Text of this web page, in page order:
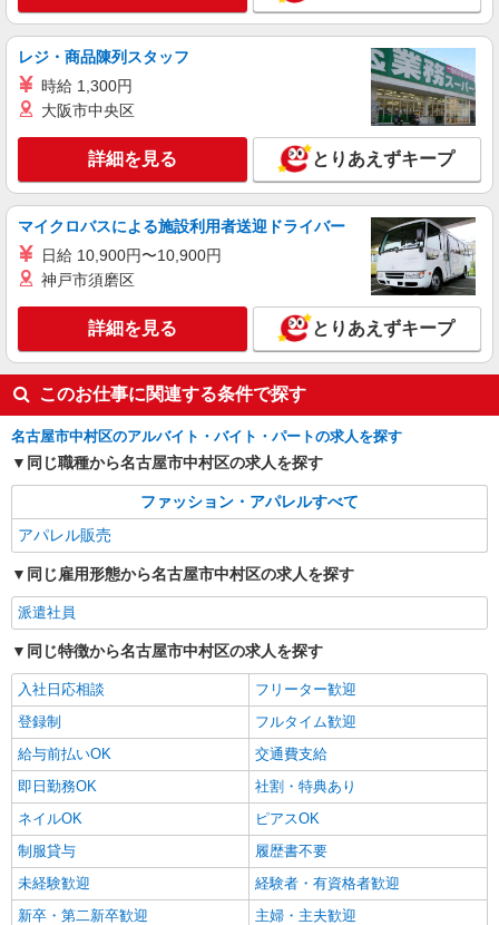
株式会社iDA（20099098）
スポーツウェア販売
時給1550円〜1650円 ご経験・スキルにより優
遇 スマホでかんたんに前払いで給与が受け取れま
愛知県名古屋市中村区 JR名古屋駅から徒歩5
キープ 詳細を見る
派遣社員
株式会社iDA（20085800）
時給1500円〜1600円 ご経験・スキルにより優
遇致します スマホで簡単に前払いで給与が受け取
れます（条件・上限あり）
愛知県名古屋市中村区 JR線・名鉄線・近鉄
線・地下鉄・臨海高速鉄道 名古屋駅直結
詳細を見る
派遣社員
株式会社iDA（20094935）
アパレル販売（メンズ）
時給1500円〜1550円 ご経験・スキルにより考
慮致します スマホでかんたんに前払いで給与が受
愛知県名古屋市中村区 JR線・名鉄線・近鉄
キープ
レジ・商品陳列スタッフ
時給 1,300円
大阪市中央区
詳細を見る とりあえずキープ
マイクロバスによる施設利用者送迎ドライバー
日給 10,900円〜10,900円
神戸市須磨区
詳細を見る とりあえずキープ
このお仕事に関連する条件で探す
名古屋市中村区のアルバイト・バイト・パートの求人を探す
同じ職種から名古屋市中村区の求人を探す
ファッション・アパレルすべて
アパレル販売
同じ雇用形態から名古屋市中村区の求人を探す
派遣社員
同じ特徴から名古屋市中村区の求人を探す
入社日応相談
フリーター歓迎
登録制
フルタイム歓迎
給与前払いOK
交通費支給
即日勤務OK
社割・特典あり
ネイルOK
ピアスOK
制服貸与
履歴書不要
未経験歓迎
経験者・有資格者歓迎
新卒・第二新卒歓迎
主婦・主夫歓迎